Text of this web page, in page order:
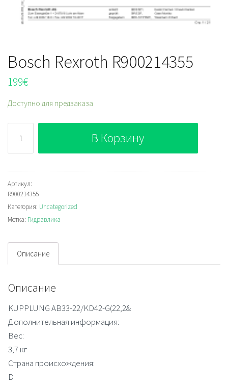
Bosch Rexroth R900214355
199€
Доступно для предзаказа
Bosch
Rexroth
R900214355
В Корзину
Артикул:
R900214355
Категория: Uncategorized
Метка: Гидравлика
Описание
Описание
KUPPLUNG AB33-22/KD42-G(22,2&
Дополнительная информация:
Вес:
3,7 кг
Страна происхождения:
D